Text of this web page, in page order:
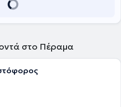
στο Πέραμα